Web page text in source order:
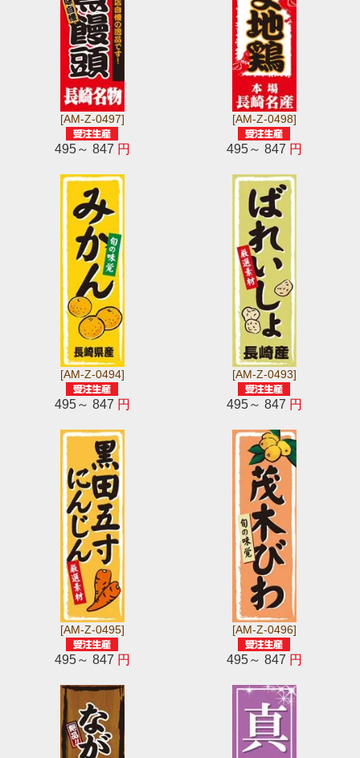
[AM-Z-0497]
495～ 847 円
[AM-Z-0498]
495～ 847 円
[AM-Z-0494]
495～ 847 円
[AM-Z-0493]
495～ 847 円
[AM-Z-0495]
495～ 847 円
[AM-Z-0496]
495～ 847 円